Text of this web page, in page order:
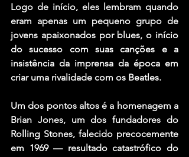
Logo de início, eles lembram quando
eram apenas um pequeno grupo de
jovens apaixonados por blues, o início
do sucesso com suas canções e a
insistência da imprensa da época em
criar uma rivalidade com os Beatles.
Um dos pontos altos é a homenagem a
Brian Jones, um dos fundadores do
Rolling Stones, falecido precocemente
em 1969 — resultado catastrófico do